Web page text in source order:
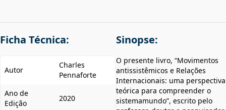
Ficha Técnica:
Autor
Charles
Pennaforte
Ano de
Edição
2020
Sinopse:
O presente livro, “Movimentos
antissistêmicos e Relações
Internacionais: uma perspectiva
teórica para compreender o
sistemamundo”, escrito pelo